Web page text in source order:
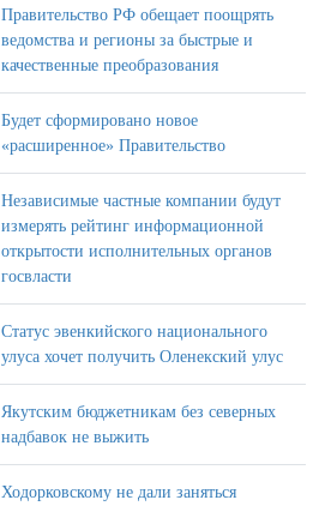
Правительство РФ обещает поощрять
ведомства и регионы за быстрые и
качественные преобразования
Будет сформировано новое
«расширенное» Правительство
Независимые частные компании будут
измерять рейтинг информационной
открытости исполнительных органов
госвласти
Статус эвенкийского национального
улуса хочет получить Оленекский улус
Якутским бюджетникам без северных
надбавок не выжить
Ходорковскому не дали заняться